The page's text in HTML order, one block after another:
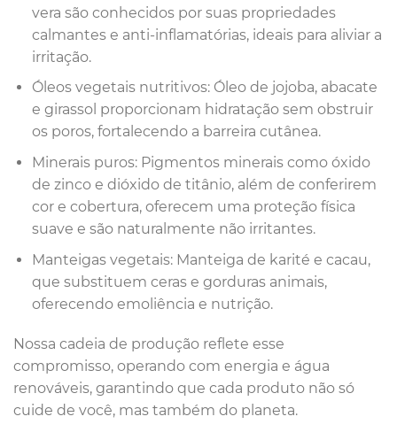
vera são conhecidos por suas propriedades
calmantes e anti-inflamatórias, ideais para aliviar a
irritação.
Óleos vegetais nutritivos: Óleo de jojoba, abacate
e girassol proporcionam hidratação sem obstruir
os poros, fortalecendo a barreira cutânea.
Minerais puros: Pigmentos minerais como óxido
de zinco e dióxido de titânio, além de conferirem
cor e cobertura, oferecem uma proteção física
suave e são naturalmente não irritantes.
Manteigas vegetais: Manteiga de karité e cacau,
que substituem ceras e gorduras animais,
oferecendo emoliência e nutrição.
Nossa cadeia de produção reflete esse
compromisso, operando com energia e água
renováveis, garantindo que cada produto não só
cuide de você, mas também do planeta.